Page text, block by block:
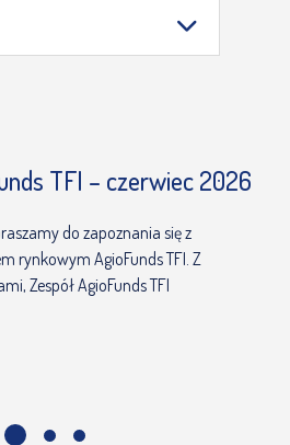
TFI – czerwiec 2026
do zapoznania się z
rynkowym AgioFunds TFI. Z
Zespół AgioFunds TFI